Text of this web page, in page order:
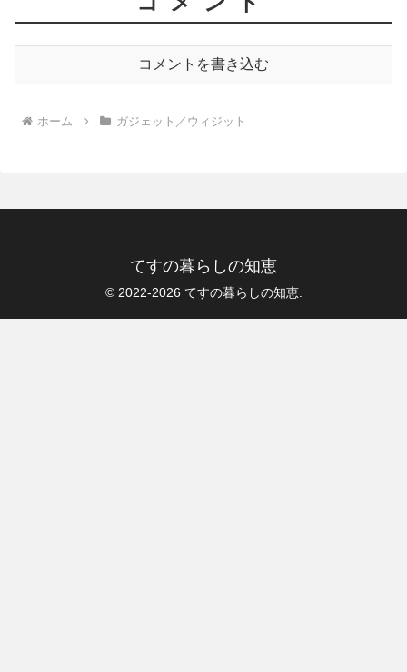
コメントを書き込む
ホーム ガジェット／ウィジット
てすの暮らしの知恵
© 2022-2026 てすの暮らしの知恵.